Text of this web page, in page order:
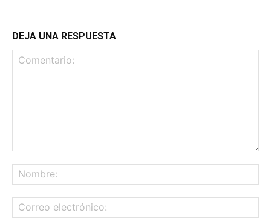
DEJA UNA RESPUESTA